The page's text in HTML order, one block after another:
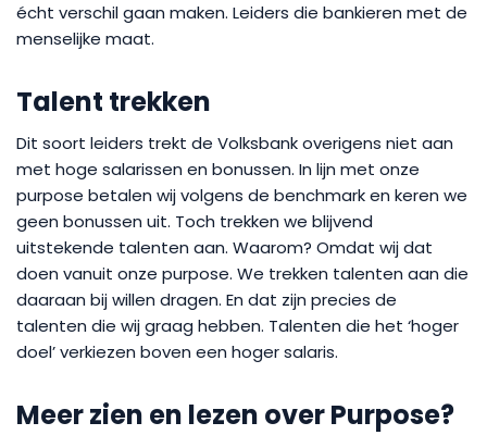
écht verschil gaan maken. Leiders die bankieren met de
menselijke maat.
Talent trekken
Dit soort leiders trekt de Volksbank overigens niet aan
met hoge salarissen en bonussen. In lijn met onze
purpose betalen wij volgens de benchmark en keren we
geen bonussen uit. Toch trekken we blijvend
uitstekende talenten aan. Waarom? Omdat wij dat
doen vanuit onze purpose. We trekken talenten aan die
daaraan bij willen dragen. En dat zijn precies de
talenten die wij graag hebben. Talenten die het ‘hoger
doel’ verkiezen boven een hoger salaris.
Meer zien en lezen over Purpose?